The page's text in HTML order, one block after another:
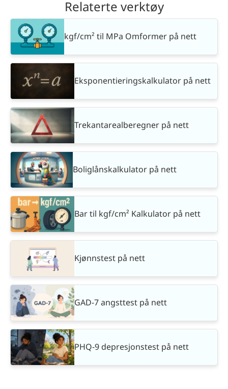
Relaterte verktøy
kgf/cm² til MPa Omformer på nett
Eksponentieringskalkulator på nett
Trekantarealberegner på nett
Boliglånskalkulator på nett
Bar til kgf/cm² Kalkulator på nett
Kjønnstest på nett
GAD-7 angsttest på nett
PHQ-9 depresjonstest på nett